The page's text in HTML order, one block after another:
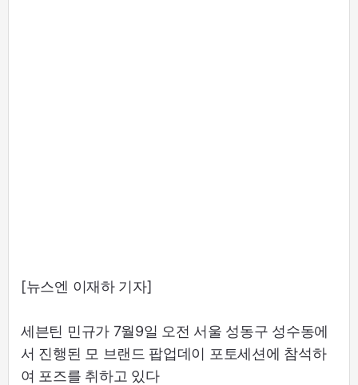
[뉴스엔 이재하 기자]
세븐틴 민규가 7월9일 오전 서울 성동구 성수동에
서 진행된 모 브랜드 팝업데이 포토세션에 참석하
여 포즈를 취하고 있다